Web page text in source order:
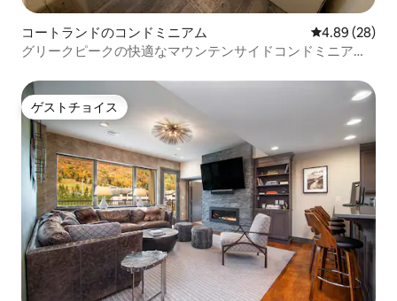
コートランドのコンドミニアム レビュー28
4.89 (28)
グリークピークの快適なマウンテンサイドコンドミニアム
ゲストチョイス
ゲストチョイス